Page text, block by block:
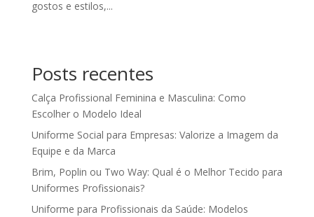
gostos e estilos,...
Posts recentes
Calça Profissional Feminina e Masculina: Como
Escolher o Modelo Ideal
Uniforme Social para Empresas: Valorize a Imagem da
Equipe e da Marca
Brim, Poplin ou Two Way: Qual é o Melhor Tecido para
Uniformes Profissionais?
Uniforme para Profissionais da Saúde: Modelos